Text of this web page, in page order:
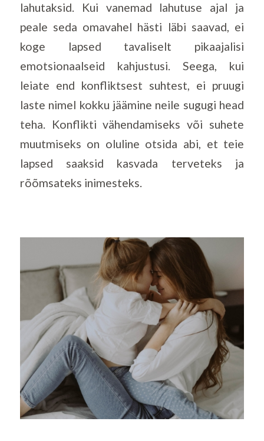
lahutaksid. Kui vanemad lahutuse ajal ja
peale seda omavahel hästi läbi saavad, ei
koge lapsed tavaliselt pikaajalisi
emotsionaalseid kahjustusi. Seega, kui
leiate end konfliktsest suhtest, ei pruugi
laste nimel kokku jäämine neile sugugi head
teha. Konflikti vähendamiseks või suhete
muutmiseks on oluline otsida abi, et teie
lapsed saaksid kasvada terveteks ja
rõõmsateks inimesteks.